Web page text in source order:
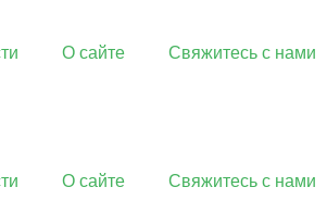
О сайте Свяжитесь с нами
О сайте Свяжитесь с нами